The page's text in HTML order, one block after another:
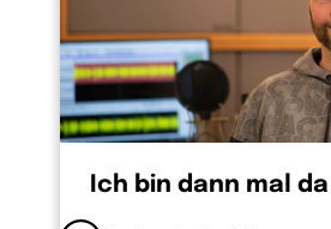
Ich bin dann mal da